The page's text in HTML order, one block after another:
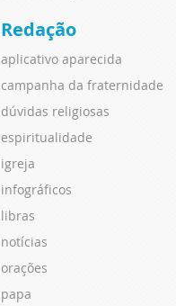
Redação
aplicativo aparecida
campanha da fraternidade
dúvidas religiosas
espiritualidade
igreja
infográficos
libras
notícias
orações
papa